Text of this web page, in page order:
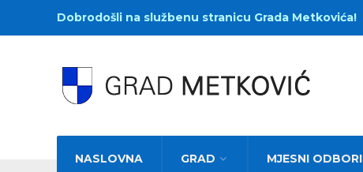
Dobrodošli na službenu stranicu Grada Metkovića!
NASLOVNA GRAD MJESNI ODBORI